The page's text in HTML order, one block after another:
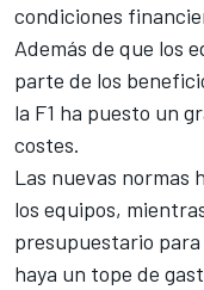
condiciones
Además de que los
parte de los
la F1 ha puesto un
costes.
Las nuevas normas
los equipos,
presupuestario
haya un tope de